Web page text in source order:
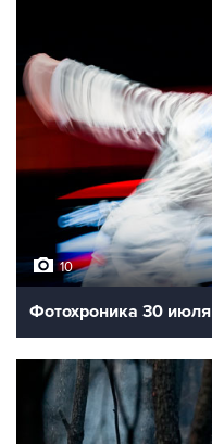
10
Фотохроника 30 июля